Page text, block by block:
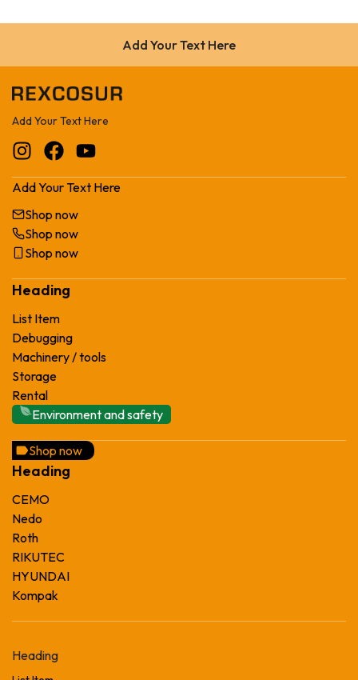
Add Your Text Here
Add Your Text Here
Add Your Text Here
Shop now
Shop now
Shop now
Heading
List Item
Debugging
Machinery / tools
Storage
Rental
Environment and safety
Shop now
Heading
CEMO
Nedo
Roth
RIKUTEC
HYUNDAI
Kompak
Heading